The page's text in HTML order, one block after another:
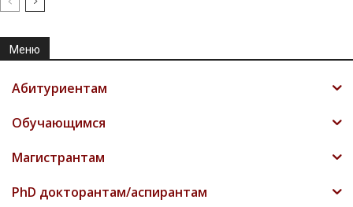
Меню
Абитуриентам
Обучающимся
Магистрантам
PhD докторантам/аспирантам